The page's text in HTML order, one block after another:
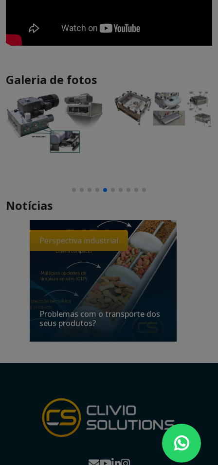
Galeria de fotos
Notícias
Perspectiva industrial
Problemas com o transporte dos
seus produtos?